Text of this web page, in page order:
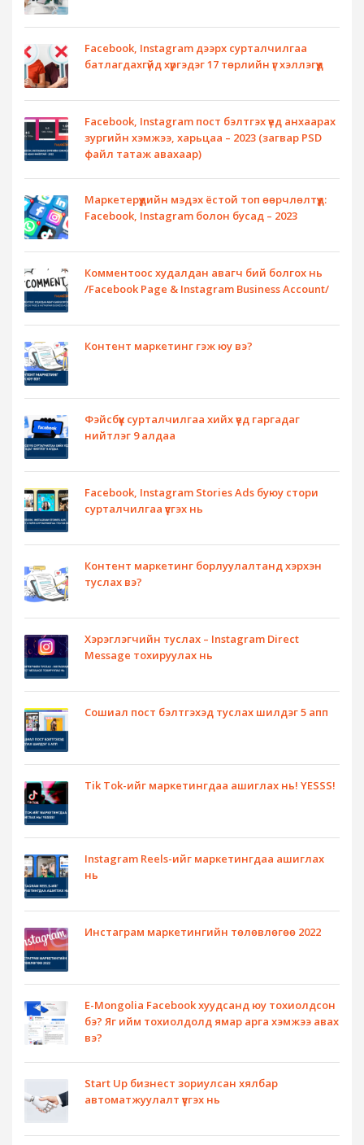
Facebook, Instagram дээрх сурталчилгаа
батлагдахгүйд хүргэдэг 17 төрлийн үг хэллэгүүд
Facebook, Instagram пост бэлтгэх үед анхаарах
зургийн хэмжээ, харьцаа – 2023 (загвар PSD
файл татаж авахаар)
Маркетерүүдийн мэдэх ёстой топ өөрчлөлтүүд:
Facebook, Instagram болон бусад – 2023
Комментоос худалдан авагч бий болгох нь
/Facebook Page & Instagram Business Account/
Контент маркетинг гэж юу вэ?
Фэйсбүүк сурталчилгаа хийх үед гаргадаг
нийтлэг 9 алдаа
Facebook, Instagram Stories Ads буюу стори
сурталчилгаа үүсгэх нь
Контент маркетинг борлуулалтанд хэрхэн
туслах вэ?
Хэрэглэгчийн туслах – Instagram Direct
Message тохируулах нь
Сошиал пост бэлтгэхэд туслах шилдэг 5 апп
Tik Tok-ийг маркетингдаа ашиглах нь! YESSS!
Instagram Reels-ийг маркетингдаа ашиглах
нь
Инстаграм маркетингийн төлөвлөгөө 2022
E-Mongolia Facebook хуудсанд юу тохиолдсон
бэ? Яг ийм тохиолдолд ямар арга хэмжээ авах
вэ?
Start Up бизнест зориулсан хялбар
автоматжуулалт үүсгэх нь